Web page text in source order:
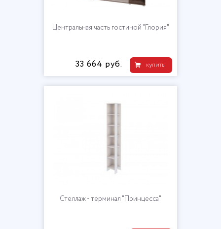
Центральная часть гостиной "Глория"
купить
33 664 руб.
Стеллаж - терминал "Принцесса"